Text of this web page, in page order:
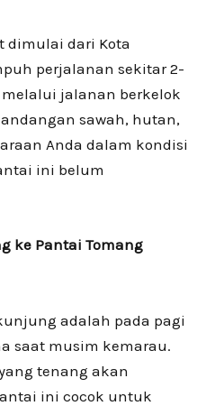
dimulai dari Kota
perjalanan sekitar 2-
jalanan berkelok
sawah, hutan,
Anda dalam kondisi
ini belum
ke Pantai Tomang
adalah pada pagi
saat musim kemarau.
tenang akan
ini cocok untuk